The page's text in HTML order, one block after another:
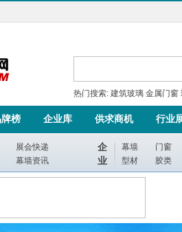
热门搜索: 建筑玻璃 金属门窗
榜 企业库 供求商机 行业
展会快递
幕墙资讯
企
业
幕墙
门窗
型材
胶类